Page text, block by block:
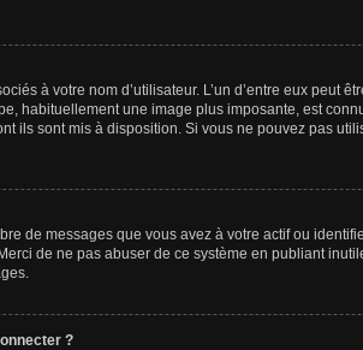
à votre nom d’utilisateur. L’un d’entre eux
habituellement une image plus imposante, est
ils sont mis à disposition. Si vous ne pouvez pas
de messages que vous avez à votre actif ou
de ne pas abuser de ce système en publiant
?